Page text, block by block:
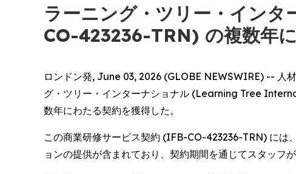
ラーニング・ツリー・イン
CO-423236-TRN) の複数年
ロンドン発, June 03, 2026 (GLOBE NEWSWIRE) -- 人
グ・ツリー・インターナショナル (Learning Tree
数年にわたる契約を獲得した。
この商業研修サービス契約 (IFB-CO-423236-TRN) には
ョンの提供が含まれており、契約期間を通じてスタッフ